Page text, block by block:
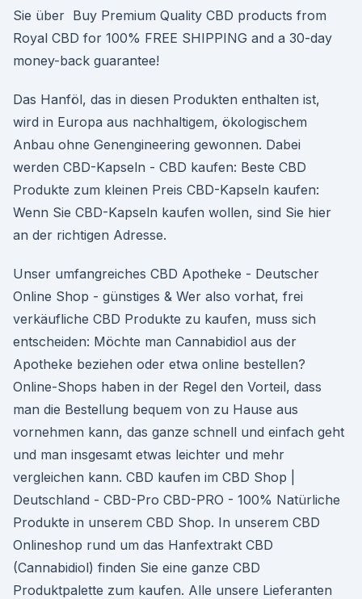
Sie über Buy Premium Quality CBD products from
Royal CBD for 100% FREE SHIPPING and a 30-day
money-back guarantee!
Das Hanföl, das in diesen Produkten enthalten ist,
wird in Europa aus nachhaltigem, ökologischem
Anbau ohne Genengineering gewonnen. Dabei
werden CBD-Kapseln - CBD kaufen: Beste CBD
Produkte zum kleinen Preis CBD-Kapseln kaufen:
Wenn Sie CBD-Kapseln kaufen wollen, sind Sie hier
an der richtigen Adresse.
Unser umfangreiches CBD Apotheke - Deutscher
Online Shop - günstiges & Wer also vorhat, frei
verkäufliche CBD Produkte zu kaufen, muss sich
entscheiden: Möchte man Cannabidiol aus der
Apotheke beziehen oder etwa online bestellen?
Online-Shops haben in der Regel den Vorteil, dass
man die Bestellung bequem von zu Hause aus
vornehmen kann, das ganze schnell und einfach geht
und man insgesamt etwas leichter und mehr
vergleichen kann. CBD kaufen im CBD Shop |
Deutschland - CBD-Pro CBD-PRO - 100% Natürliche
Produkte in unserem CBD Shop. In unserem CBD
Onlineshop rund um das Hanfextrakt CBD
(Cannabidiol) finden Sie eine ganze CBD
Produktpalette zum kaufen. Alle unsere Lieferanten